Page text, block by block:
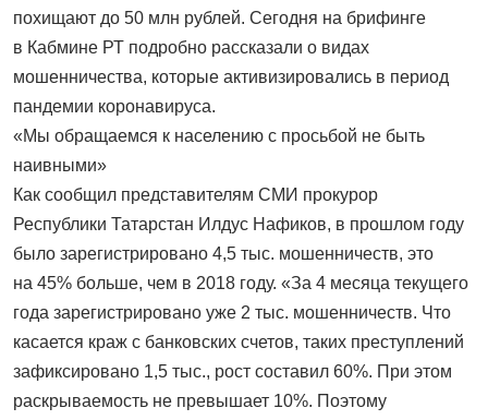
похищают до 50 млн рублей. Сегодня на брифинге
в Кабмине РТ подробно рассказали о видах
мошенничества, которые активизировались в период
пандемии коронавируса.
«Мы обращаемся к населению с просьбой не быть
наивными»
Как сообщил представителям СМИ прокурор
Республики Татарстан Илдус Нафиков, в прошлом году
было зарегистрировано 4,5 тыс. мошенничеств, это
на 45% больше, чем в 2018 году. «За 4 месяца текущего
года зарегистрировано уже 2 тыс. мошенничеств. Что
касается краж с банковских счетов, таких преступлений
зафиксировано 1,5 тыс., рост составил 60%. При этом
раскрываемость не превышает 10%. Поэтому